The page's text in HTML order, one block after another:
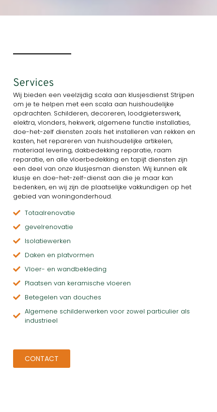
Services
Wij bieden een veelzijdig scala aan klusjesdienst Strijpen
om je te helpen met een scala aan huishoudelijke
opdrachten. Schilderen, decoreren, loodgieterswerk,
elektra, vlonders, hekwerk, algemene functie installaties,
doe-het-zelf diensten zoals het installeren van rekken en
kasten, het repareren van huishoudelijke artikelen,
materiaal levering, dakbedekking reparatie, raam
reparatie, en alle vloerbedekking en tapijt diensten zijn
een deel van onze klusjesman diensten. Wij kunnen elk
klusje en doe-het-zelf-dienst aan die je maar kan
bedenken, en wij zijn de plaatselijke vakkundigen op het
gebied van woningonderhoud.
Totaalrenovatie
gevelrenovatie
Isolatiewerken
Daken en platvormen
Vloer- en wandbekleding
Plaatsen van keramische vloeren
Betegelen van douches
Algemene schilderwerken voor zowel particulier als
industrieel
CONTACT